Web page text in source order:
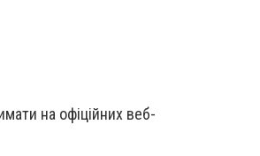
на офіційних веб-